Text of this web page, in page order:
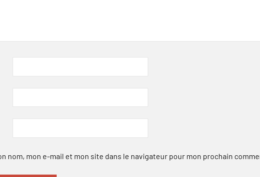
nom, mon e-mail et mon site dans le navigateur pour mon prochain